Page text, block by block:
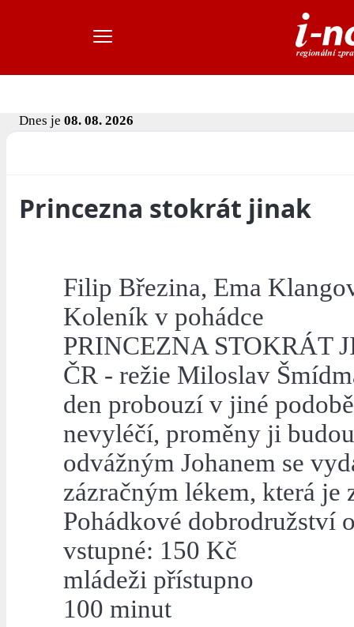
Dnes je 08. 08. 2026
Princezna stokrát jinak
Filip Březina, Ema
Koleník v pohádce
PRINCEZNA STOKRÁT
ČR - režie Miloslav
den probouzí v jiné
nevyléčí, proměny ji
odvážným Johanem se
zázračným lékem, která je
Pohádkové dobrodružství
vstupné: 150 Kč
mládeži přístupno
100 minut